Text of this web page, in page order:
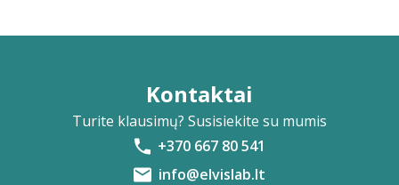
Kontaktai
Turite klausimų? Susisiekite su mumis
+370 667 80 541
info@elvislab.lt